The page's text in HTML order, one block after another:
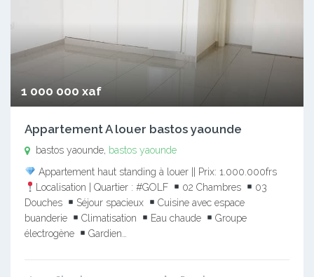
1 000 000 xaf
Appartement A louer bastos yaounde
bastos yaounde, bastos yaounde
Appartement haut standing à louer || Prix: 1.000.000frs
Localisation | Quartier : #GOLF
02 Chambres
03
Douches
Séjour spacieux
Cuisine avec espace
buanderie
Climatisation Eau chaude
Groupe
électrogène
Gardien…